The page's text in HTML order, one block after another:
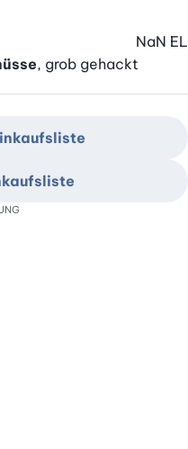
, grob gehackt
NaN EL